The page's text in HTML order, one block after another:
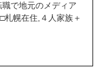
で地元のメディア
札幌在住,４人家族＋